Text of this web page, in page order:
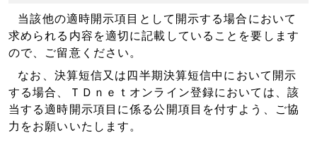
当該他の適時開示項目として開示する場合において
求められる内容を適切に記載していることを要します
ので、ご留意ください。
なお、 決算短信又は四半期決算短信中において開示
する場合、ＴＤｎｅｔオンライン登録においては、該
当する適時開示項目に係る公開項目を付すよう、ご協
力をお願いいたします。